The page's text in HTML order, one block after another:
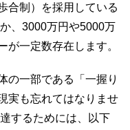
合制）を採用している
、3000万円や5000万
が一定数存在します。
の一部である「一握り
実も忘れてはなりませ
するためには、以下